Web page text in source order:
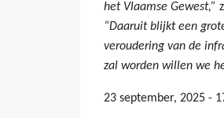
het Vlaamse Gewest,”
“Daaruit blijkt een
veroudering van de
zal worden willen we
23 september, 2025 -